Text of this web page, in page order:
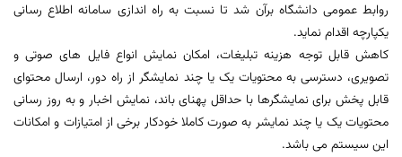
روابط عمومی دانشگاه برآن شد تا نسبت به راه اندازی سامانه اطلاع رسانی
یکپارچه اقدام نماید.
کاهش قابل توجه هزینه تبلیغات، امکان نمایش انواع فایل های صوتی و
تصویری، دسترسی به محتویات یک یا چند نمایشگر از راه دور، ارسال محتوای
قابل پخش برای نمایشگرها با حداقل پهنای باند، نمایش اخبار و به روز رسانی
محتویات یک یا چند نمایشر به صورت کاملا خودکار برخی از امتیازات و امکانات
این سیستم می باشد.